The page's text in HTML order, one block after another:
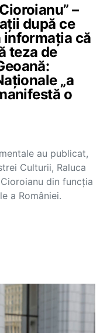
–
după ce
informația că
teza de
„a
o
au publicat,
Culturii, Raluca
din funcția
a României.